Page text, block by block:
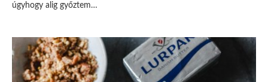
úgyhogy alig győztem…